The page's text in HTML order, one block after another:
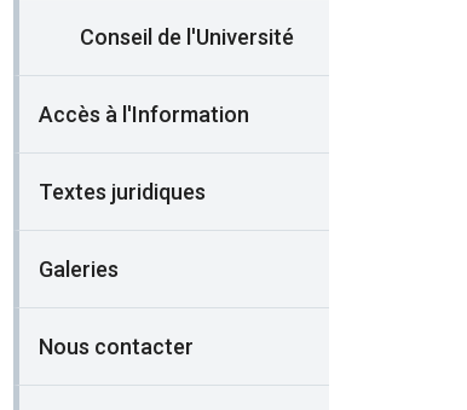
Conseil de l'Université
Accès à l'Information
Textes juridiques
Galeries
Nous contacter